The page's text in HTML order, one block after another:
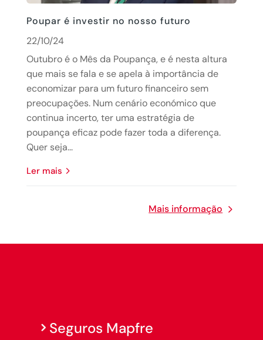
Poupar é investir no nosso futuro
22/10/24
Outubro é o Mês da Poupança, e é nesta altura
que mais se fala e se apela à importância de
economizar para um futuro financeiro sem
preocupações. Num cenário económico que
continua incerto, ter uma estratégia de
poupança eficaz pode fazer toda a diferença.
Quer seja...
Ler mais
Mais informação
Seguros Mapfre